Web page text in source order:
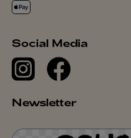
Social Media
Newsletter